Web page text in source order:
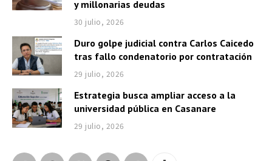
y millonarias deudas
30 julio, 2026
Duro golpe judicial contra Carlos Caicedo
tras fallo condenatorio por contratación
29 julio, 2026
Estrategia busca ampliar acceso a la
universidad pública en Casanare
29 julio, 2026